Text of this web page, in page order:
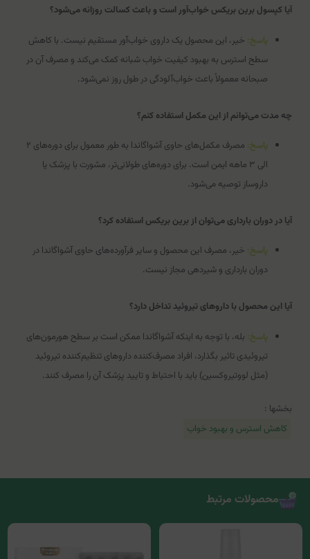
آیا کپسول برین بریکس خواب‌آور است و باعث کسالت روزانه می‌شود؟
پاسخ: خیر، این محصول یک داروی خواب‌آور مستقیم نیست. با کاهش
سطح استرس به بهبود کیفیت خواب شبانه کمک می‌کند و مصرف آن در
صبحانه معمولاً باعث خواب‌آلودگی در طول روز نمی‌شود.
چه مدت می‌توانم از این مکمل استفاده کنم؟
پاسخ:
مصرف مکمل‌های حاوی آشواگاندا به طور معمول برای دوره‌های ۲
الی ۳ ماهه ایمن است. برای دوره‌های طولانی‌تر، مشورت با پزشک یا
داروساز توصیه می‌شود.
آیا در دوران بارداری می‌توان از برین بریکس استفاده کرد؟
پاسخ: خیر، مصرف این محصول و سایر فرآورده‌های حاوی آشواگاندا در
دوران بارداری و شیردهی مجاز نیست.
آیا این محصول با داروهای تیروئید تداخل دارد؟
پاسخ: بله، با توجه به اینکه آشواگاندا ممکن است بر سطح هورمون‌های
تیروئیدی تاثیر بگذارد، افراد مصرف‌کننده داروهای تنظیم‌کننده تیروئید
(مثل لووتیروکسین) باید با احتیاط و تایید پزشک آن را مصرف کنند.
بخشها :
کاهش استرس و بهبود خواب
محصولات مرتبط